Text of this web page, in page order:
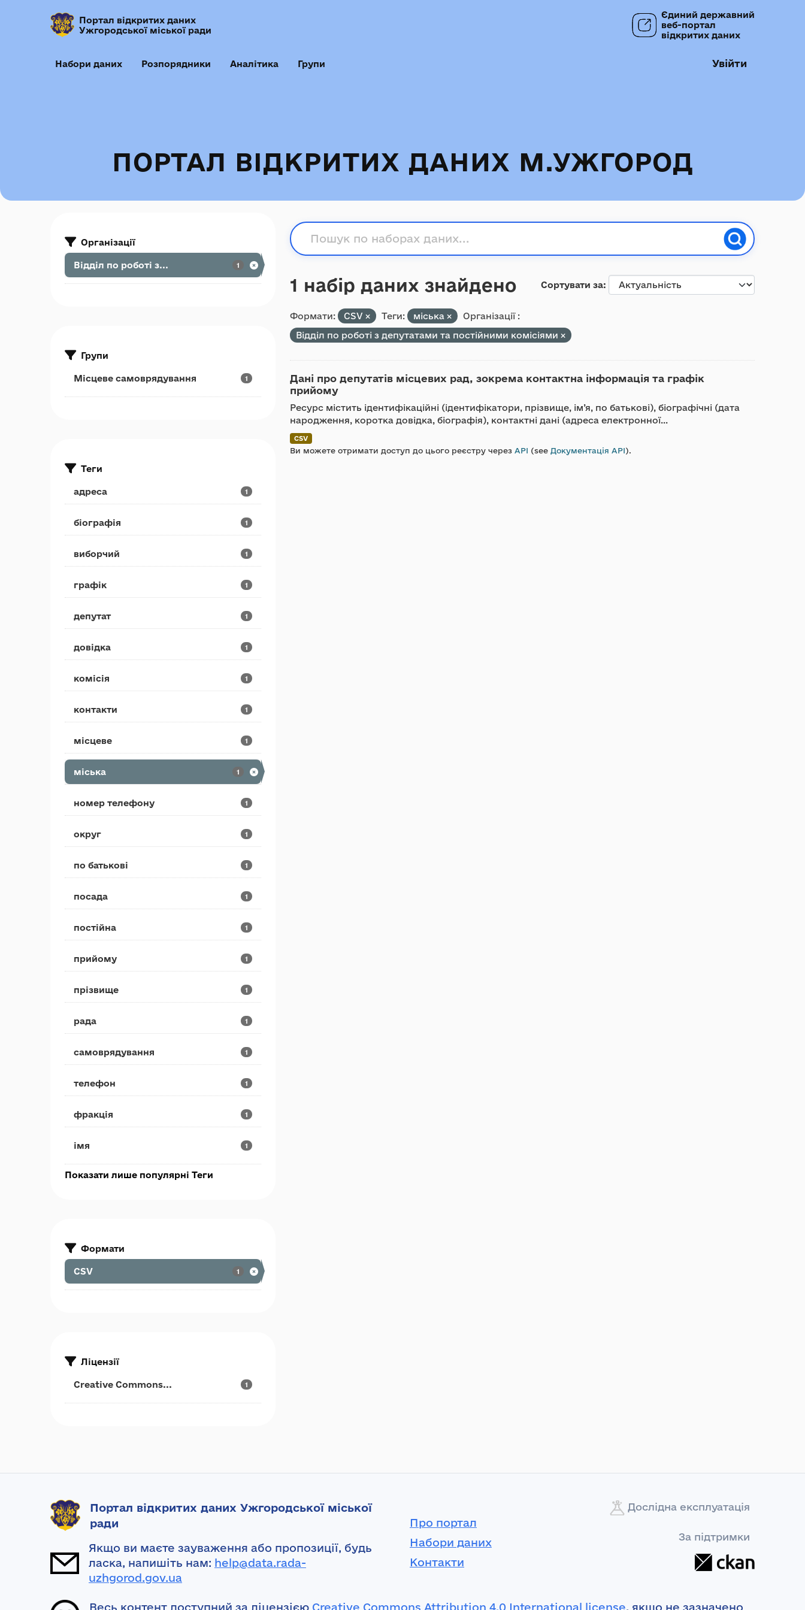
Портал відкритих даних
Ужгородської міської ради
Єдиний державний
веб-портал
відкритих даних
Набори даних Розпорядники Аналітика Групи Увійти
ПОРТАЛ ВІДКРИТИХ ДАНИХ М.УЖГОРОД
Організації
Відділ по роботі з... 1
Групи
Місцеве самоврядування 1
Теги
адреса 1
біографія 1
виборчий 1
графік 1
депутат 1
довідка 1
комісія 1
контакти 1
місцеве 1
міська 1
номер телефону 1
округ 1
по батькові 1
посада 1
постійна 1
прийому 1
прізвище 1
рада 1
самоврядування 1
телефон 1
фракція 1
імя 1
Показати лише популярні Теги
Формати
CSV 1
Ліцензії
Creative Commons... 1
Сортувати за
1 набір даних знайдено
Формати: CSV Теги: міська
Організації :
Відділ по роботі з депутатами та постійними комісіями
Дані про депутатів місцевих рад, зокрема контактна інформація та графік
прийому
Ресурс містить ідентифікаційні (ідентифікатори, прізвище, ім’я, по батькові), біографічні (дата
народження, коротка довідка, біографія), контактні дані (адреса електронної...
CSV
Ви можете отримати доступ до цього реєстру через API (see Документація API).
Портал відкритих даних Ужгородської міської
ради
Якщо ви маєте зауваження або пропозиції, будь
ласка, напишіть нам: help@data.rada-
uzhgorod.gov.ua
Про портал
Набори даних
Контакти
Дослідна експлуатація
За підтримки
Весь контент доступний за ліцензією Creative Commons Attribution 4.0 International license, якщо не зазначено